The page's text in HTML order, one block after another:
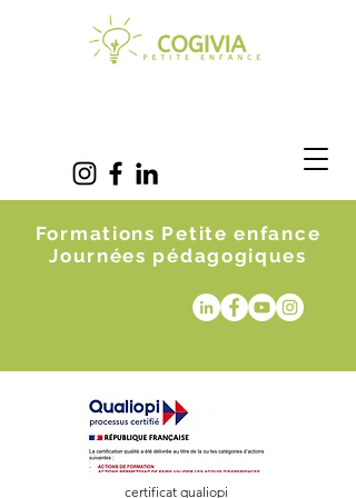
Formations Petite enfance
Journées pédagogiques
certificat qualiopi